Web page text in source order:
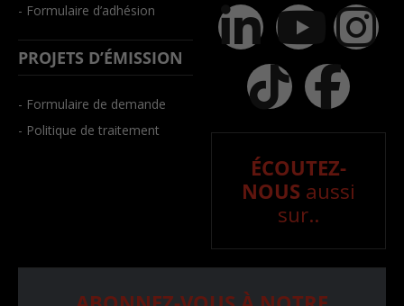
- Formulaire d’adhésion
PROJETS D’ÉMISSION
- Formulaire de demande
- Politique de traitement
ÉCOUTEZ-
NOUS aussi
sur..